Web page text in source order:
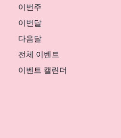
이번주
이번달
다음달
전체 이벤트
이벤트 캘린더